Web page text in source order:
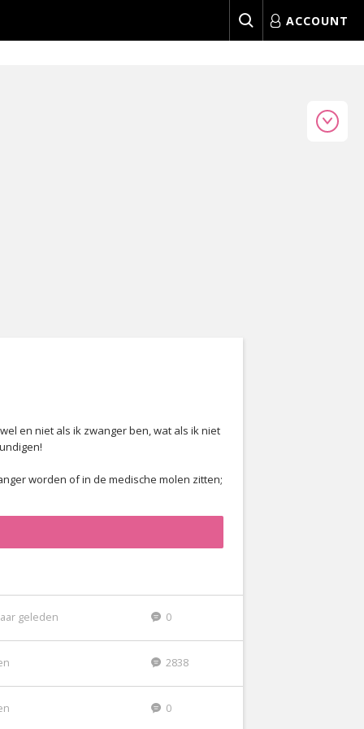
ACCOUNT
en niet als ik zwanger ben, wat als ik niet
worden of in de medische molen zitten;
geleden 0
2838
0